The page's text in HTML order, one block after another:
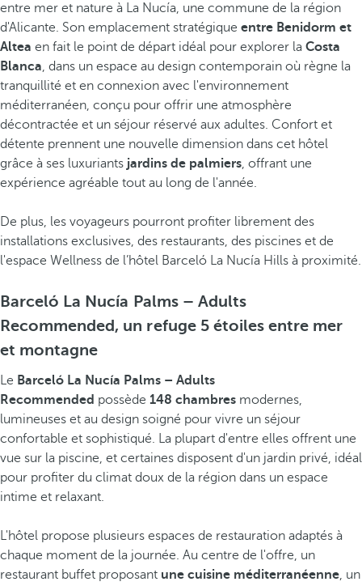
entre mer et nature à La Nucía, une commune de la région
d'Alicante. Son emplacement stratégique entre Benidorm et
Altea en fait le point de départ idéal pour explorer la Costa
Blanca, dans un espace au design contemporain où règne la
tranquillité et en connexion avec l'environnement
méditerranéen, conçu pour offrir une atmosphère
décontractée et un séjour réservé aux adultes. Confort et
détente prennent une nouvelle dimension dans cet hôtel
grâce à ses luxuriants jardins de palmiers, offrant une
expérience agréable tout au long de l'année.
De plus, les voyageurs pourront profiter librement des
installations exclusives, des restaurants, des piscines et de
l'espace Wellness de l’hôtel Barceló La Nucía Hills à proximité.
Barceló La Nucía Palms – Adults
Recommended, un refuge 5 étoiles entre mer
et montagne
Le Barceló La Nucía Palms – Adults
Recommended possède 148 chambres modernes,
lumineuses et au design soigné pour vivre un séjour
confortable et sophistiqué. La plupart d'entre elles offrent une
vue sur la piscine, et certaines disposent d'un jardin privé, idéal
pour profiter du climat doux de la région dans un espace
intime et relaxant.
L'hôtel propose plusieurs espaces de restauration adaptés à
chaque moment de la journée. Au centre de l'offre, un
restaurant buffet proposant une cuisine méditerranéenne, un